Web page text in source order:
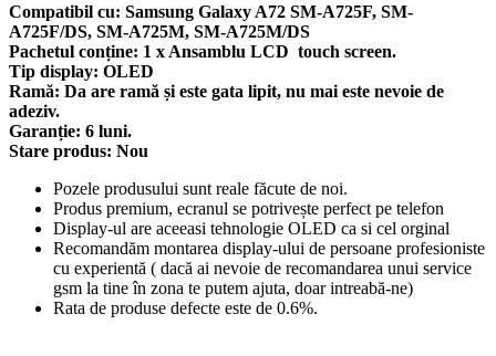
Compatibil cu: Samsung Galaxy A72 SM-A725F, SM-
A725F/DS, SM-A725M, SM-A725M/DS
Pachetul conține: 1 x Ansamblu LCD touch screen.
Tip display: OLED
Ramă: Da are ramă și este gata lipit, nu mai este nevoie de
adeziv.
Garanție: 6 luni.
Stare produs: Nou
Pozele produsului sunt reale făcute de noi.
Produs premium, ecranul se potrivește perfect pe telefon
Display-ul are aceeasi tehnologie OLED ca si cel orginal
Recomandăm montarea display-ului de persoane profesioniste
cu experientă ( dacă ai nevoie de recomandarea unui service
gsm la tine în zona te putem ajuta, doar intreabă-ne)
Rata de produse defecte este de 0.6%.